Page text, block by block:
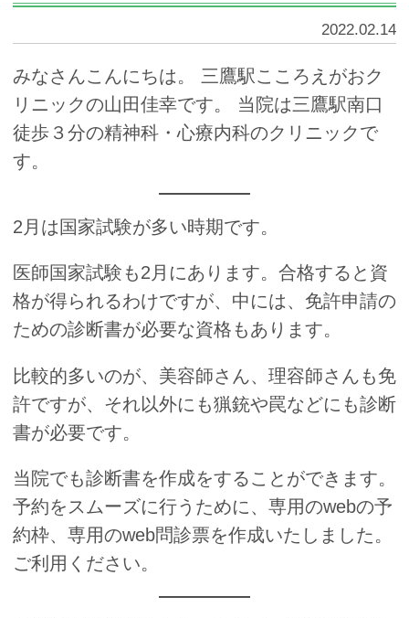
2022.02.14
みなさんこんにちは。 三鷹駅こころえがおク
リニックの山田佳幸です。 当院は三鷹駅南口
徒歩３分の精神科・心療内科のクリニックで
す。
2月は国家試験が多い時期です。
医師国家試験も2月にあります。合格すると資
格が得られるわけですが、中には、免許申請の
ための診断書が必要な資格もあります。
比較的多いのが、美容師さん、理容師さんも免
許ですが、それ以外にも猟銃や罠などにも診断
書が必要です。
当院でも診断書を作成をすることができます。
予約をスムーズに行うために、専用のwebの予
約枠、専用のweb問診票を作成いたしました。
ご利用ください。